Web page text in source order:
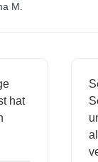
hat